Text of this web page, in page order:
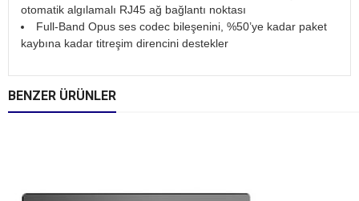
otomatik algılamalı RJ45 ağ bağlantı noktası
Full-Band Opus ses codec bileşenini, %50’ye kadar paket
kaybına kadar titreşim direncini destekler
BENZER ÜRÜNLER